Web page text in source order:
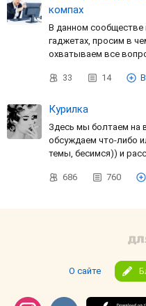
компах
В данном
гаджетах, просим в
охватываем все
33 14
Курилка
Здесь мы болтаем на
обсуждаем что-либо
темы, бесимся)) и
686 760
О сайте